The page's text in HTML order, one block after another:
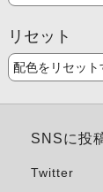
リセット
配色をリセット
SNSに投
Twitter